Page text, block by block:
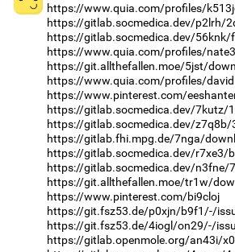
https://www.quia.com/profiles/
https://gitlab.socmedica.dev/p2lrh/
https://gitlab.socmedica.dev/
https://www.quia.com/profiles/
https://git.allthefallen.moe/5jst/
https://www.quia.com/profiles/
https://www.pinterest.com/
https://gitlab.socmedica.dev/7kutz/
https://gitlab.socmedica.dev/
https://gitlab.fhi.mpg.de/7nga/
https://gitlab.socmedica.dev/r7xe3/
https://gitlab.socmedica.dev/n3fne/
https://git.allthefallen.moe/tr1w/
https://www.pinterest.com/bi9cloj
https://git.fsz53.de/p0xjn/b9f1/-/
https://git.fsz53.de/4iogl/on29/-/
https://gitlab.openmole.org/an43i/